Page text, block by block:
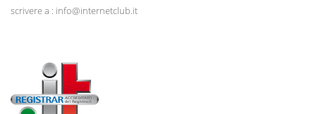
scrivere a : info@internetclub.it